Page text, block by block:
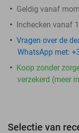
Geldig vanaf
Inchecken vanaf
Vragen over de
WhatsApp met:
Koop zonder
verzekerd (meer
Selectie van